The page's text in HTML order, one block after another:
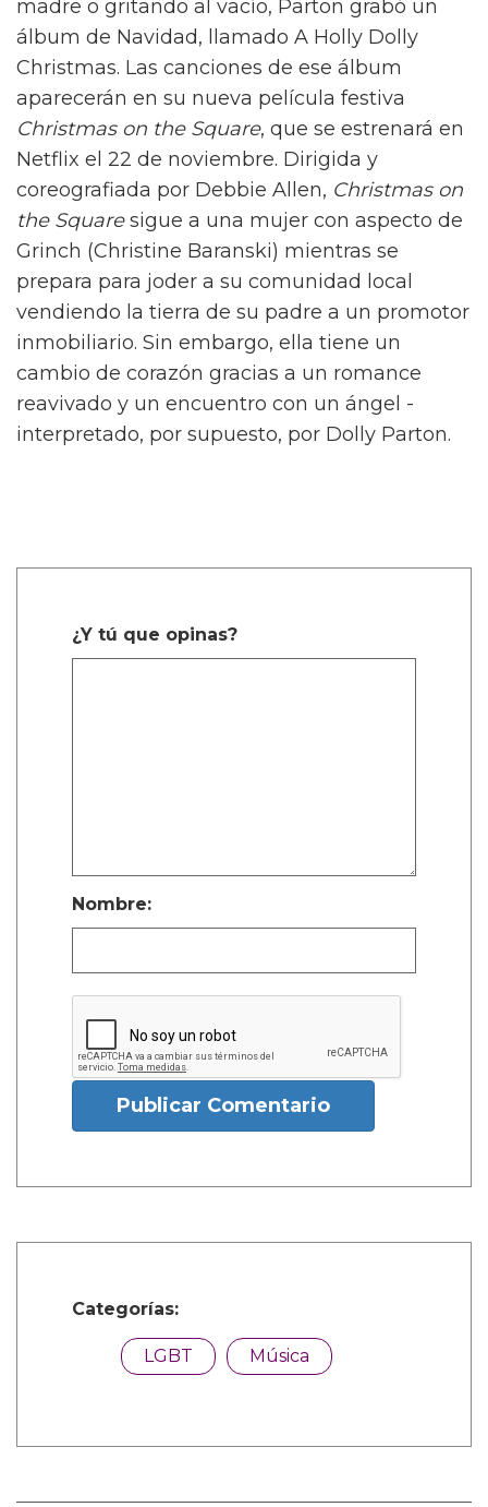
madre o gritando al vacío, Parton grabó un
álbum de Navidad, llamado A Holly Dolly
Christmas. Las canciones de ese álbum
aparecerán en su nueva película festiva
Christmas on the Square, que se estrenará en
Netflix el 22 de noviembre. Dirigida y
coreografiada por Debbie Allen, Christmas on
the Squaresigue a una mujer con aspecto de
Grinch (Christine Baranski) mientras se
prepara para joder a su comunidad local
vendiendo la tierra de su padre a un promotor
inmobiliario. Sin embargo, ella tiene un
cambio de corazón gracias a un romance
reavivado y un encuentro con un ángel -
interpretado, por supuesto, por Dolly Parton.
¿Y tú que opinas?
Nombre:
Publicar Comentario
Categorías:
LGBT Música